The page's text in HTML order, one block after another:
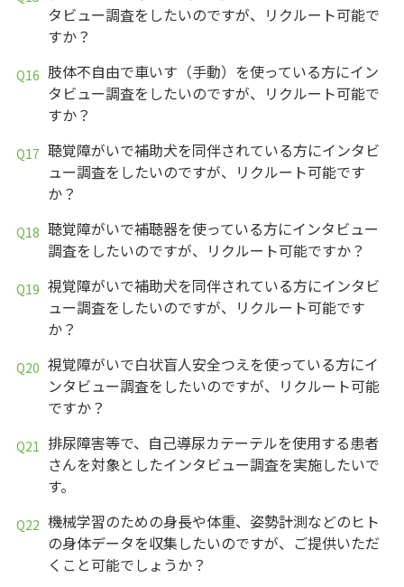
タビュー調査をしたいのですが、リクルート可能で
すか？
肢体不自由で車いす（手動）を使っている方にイン
タビュー調査をしたいのですが、リクルート可能で
すか？
聴覚障がいで補助犬を同伴されている方にインタビ
ュー調査をしたいのですが、リクルート可能です
か？
聴覚障がいで補聴器を使っている方にインタビュー
調査をしたいのですが、リクルート可能ですか？
視覚障がいで補助犬を同伴されている方にインタビ
ュー調査をしたいのですが、リクルート可能です
か？
視覚障がいで白状盲人安全つえを使っている方にイ
ンタビュー調査をしたいのですが、リクルート可能
ですか？
排尿障害等で、自己導尿カテーテルを使用する患者
さんを対象としたインタビュー調査を実施したいで
す。
機械学習のための身長や体重、姿勢計測などのヒト
の身体データを収集したいのですが、ご提供いただ
くこと可能でしょうか？